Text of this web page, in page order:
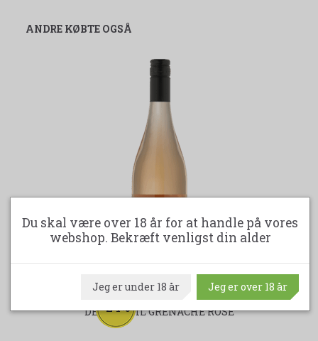
ANDRE KØBTE OGSÅ
-24%
DE COURTIL GRENACHE ROSÉ
Du skal være over 18 år for at handle på vores
webshop. Bekræft venligst din alder
Jeg er under 18 år Jeg er over 18 år